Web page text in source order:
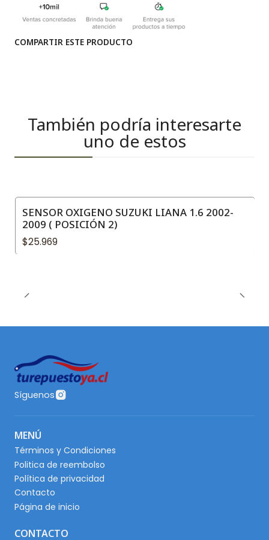
COMPARTIR ESTE PRODUCTO
También podría interesarte
uno de estos
SENSOR OXIGENO SUZUKI LIANA 1.6 2002-
2009 ( POSICIÓN 2)
$25.969
Síguenos
MENÚ
Términos y Condiciones
Politica de reembolso
Política de privacidad
Contacto
Página de inicio
CONTACTO